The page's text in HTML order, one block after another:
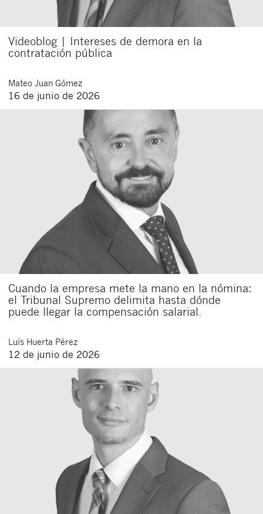
Videoblog | Intereses de demora en la
contratación pública
Mateo Juan Gómez
16 de junio de 2026
Cuando la empresa mete la mano en la nómina:
el Tribunal Supremo delimita hasta dónde
puede llegar la compensación salarial.
Luís Huerta Pérez
12 de junio de 2026